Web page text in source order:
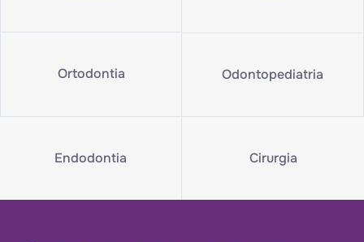
Ortodontia Odontopediatria
Endodontia Cirurgia